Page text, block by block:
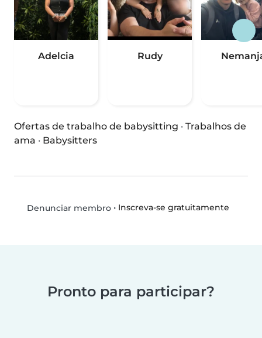
Adelcia Rudy
Ofertas de trabalho de babysitting · Trabalhos de
ama · Babysitters
Denunciar membro• Inscreva-se gratuitamente
Pronto para participar?